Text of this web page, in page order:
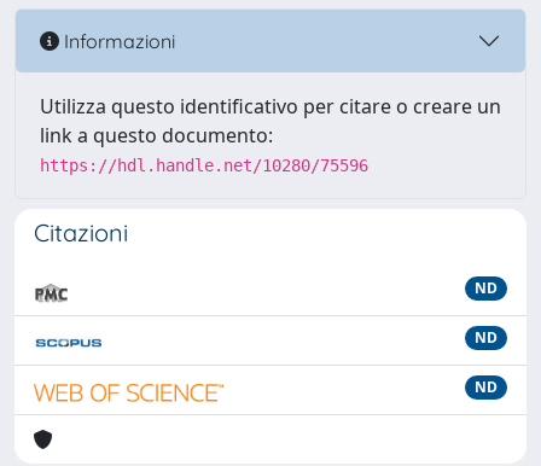
Informazioni
Utilizza questo identificativo per citare o creare un
link a questo documento:
https://hdl.handle.net/10280/75596
Citazioni
ND
ND
ND